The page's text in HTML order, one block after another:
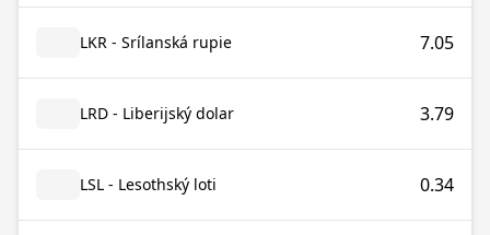
LKR - Srílanská rupie 7.05
LRD - Liberijský dolar 3.79
LSL - Lesothský loti 0.34